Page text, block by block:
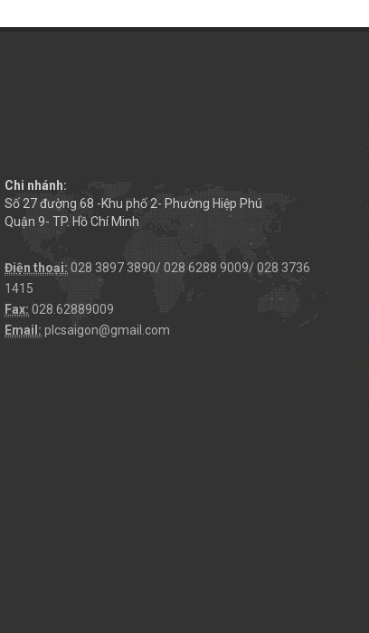
Chi nhánh:
Số 27 đường 68 -Khu phố 2- Phường Hiệp Phú
Quận 9- TP. Hồ Chí Minh
Điện thoại: 028 3897 3890/ 028 6288 9009/ 028 3736
1415
Fax: 028.62889009
Email: plcsaigon@gmail.com